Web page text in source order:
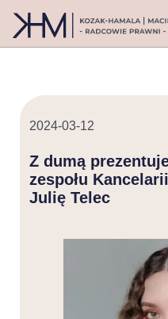
2024-03-12
Z dumą
zespołu
Julię Telec